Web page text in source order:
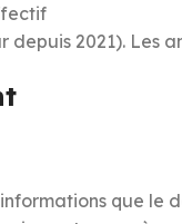
2021). Les
que le